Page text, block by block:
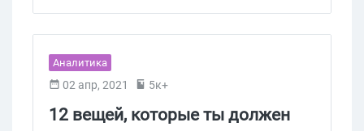
Аналитика
02 апр, 2021 5к+
12 вещей, которые ты должен